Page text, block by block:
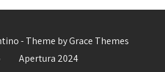
- Theme by Grace Themes
Apertura 2024